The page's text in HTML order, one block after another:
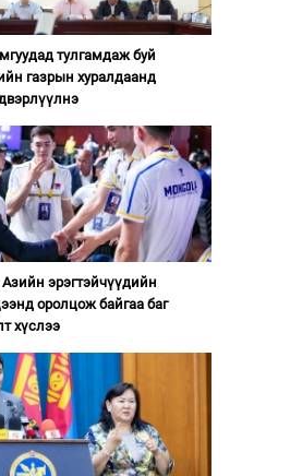
тулгамдаж буй
газрын хуралдаанд
эрэгтэйчүүдийн
оролцож байгаа баг
хүслээ